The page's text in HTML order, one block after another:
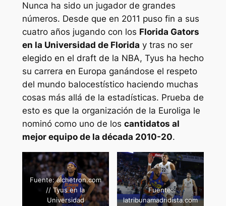
Nunca ha sido un jugador de grandes
números. Desde que en 2011 puso fin a sus
cuatro años jugando con los Florida Gators
en la Universidad de Florida y tras no ser
elegido en el draft de la NBA, Tyus ha hecho
su carrera en Europa ganándose el respeto
del mundo balocestístico haciendo muchas
cosas más allá de la estadísticas. Prueba de
esto es que la organización de la Euroliga le
nominó como uno de los cantidatos al
mejor equipo de la década 2010-20.
Fuente: alchetron.com
// Tyus en la
Universidad
Fuente:
latribunamadridista.com